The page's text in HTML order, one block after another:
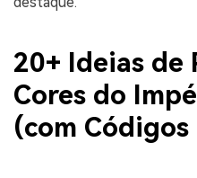
20+ Ideias de
Cores do
(com Códigos